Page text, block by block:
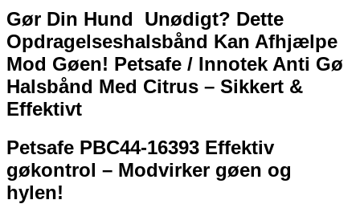
Gør Din Hund Unødigt? Dette
Opdragelseshalsbånd Kan Afhjælpe
Mod Gøen! Petsafe / Innotek Anti Gø
Halsbånd Med Citrus – Sikkert &
Effektivt
Petsafe PBC44-16393 Effektiv
gøkontrol – Modvirker gøen og
hylen!